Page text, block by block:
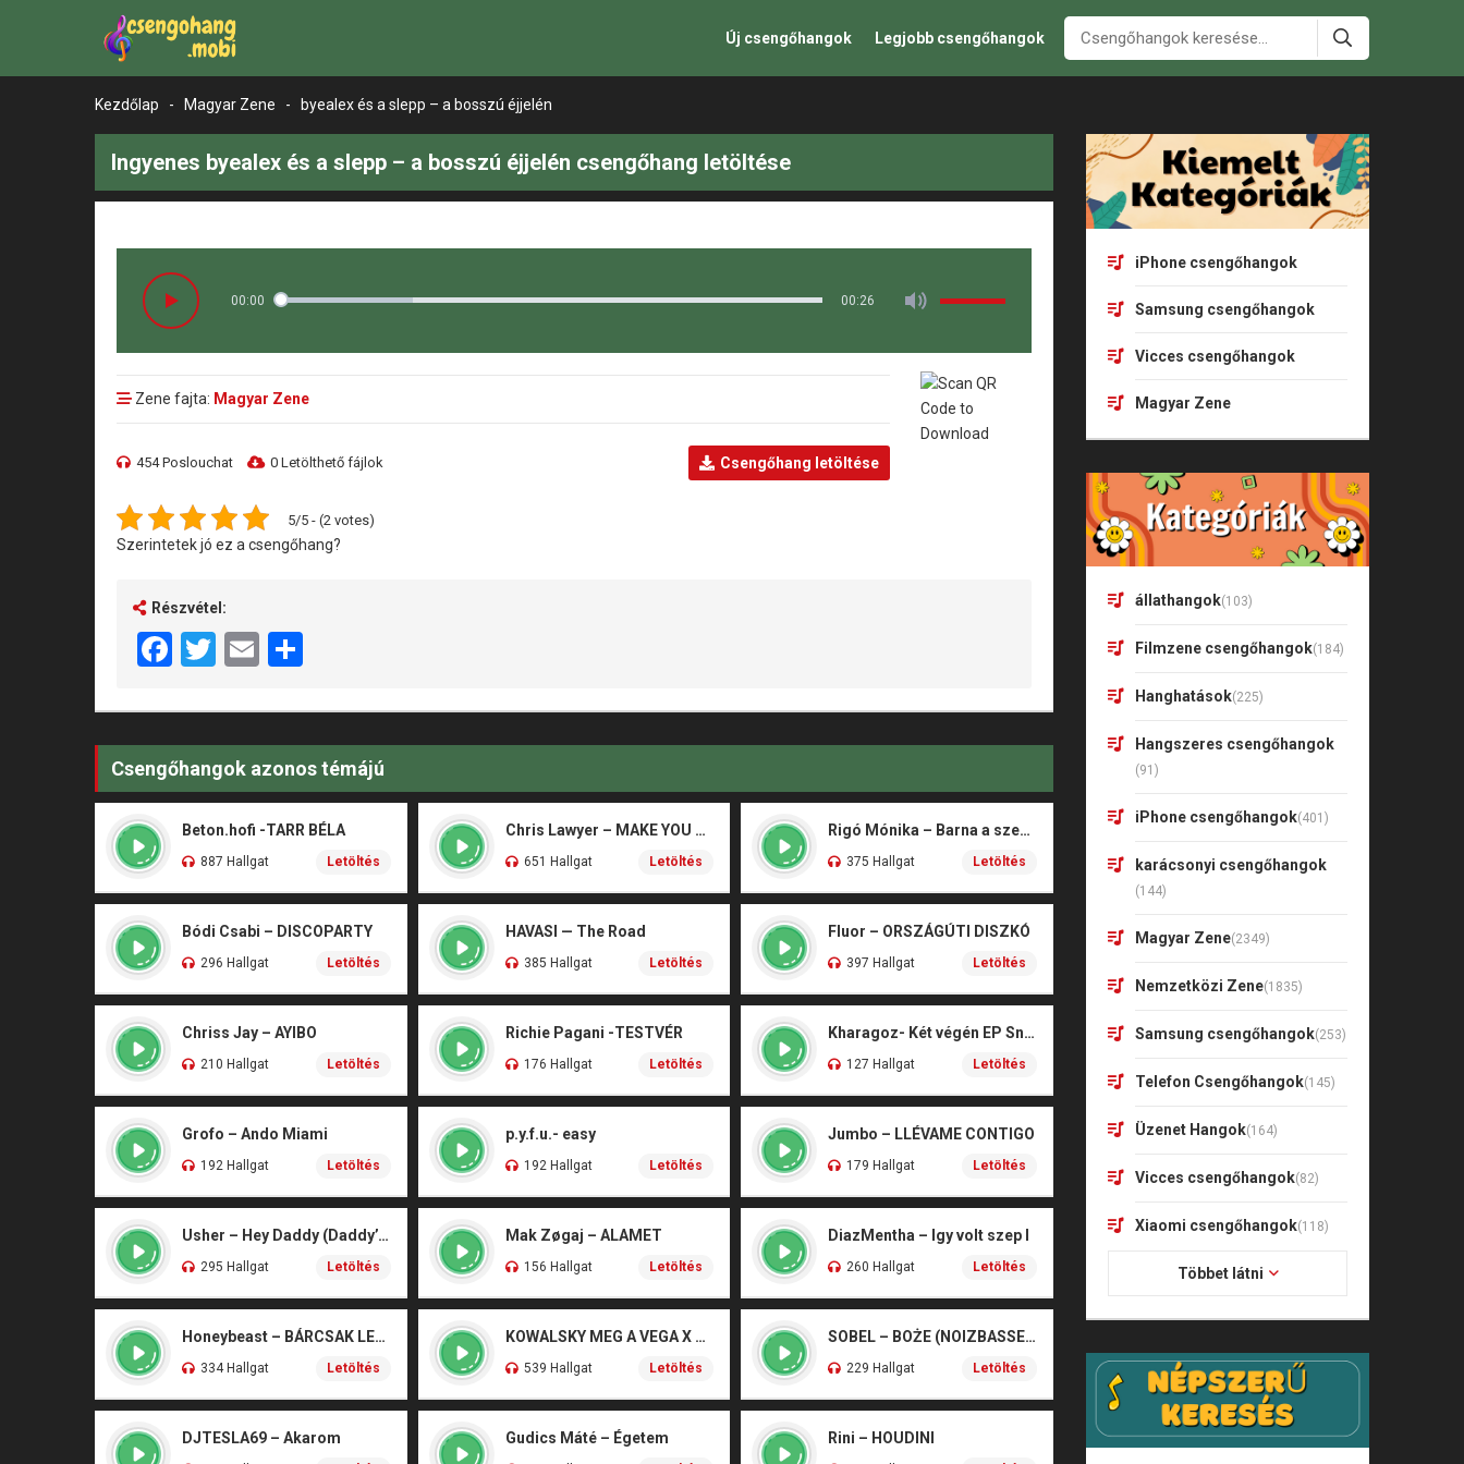
Új csengőhangok Legjobb csengőhangok
Kezdőlap - Magyar Zene - byealex és a slepp – a bosszú éjjelén
Ingyenes byealex és a slepp – a bosszú éjjelén csengőhang letöltése
00:00 00:26
Zene fajta: Magyar Zene
454 Poslouchat 0 Letölthető fájlok Csengőhang letöltése
5/5 - (2 votes)
Szerintetek jó ez a csengőhang?
Részvétel:
Facebook
Twitter
Email
Csengőhangok azonos témájú
Beton.hofi -TARR BÉLA
887 Hallgat Letöltés
Chris Lawyer – MAKE YOU FLY
651 Hallgat Letöltés
Rigó Mónika – Barna a szeme
375 Hallgat Letöltés
Bódi Csabi – DISCOPARTY
296 Hallgat Letöltés
HAVASI — The Road
385 Hallgat Letöltés
Fluor – ORSZÁGÚTI DISZKÓ
397 Hallgat Letöltés
Chriss Jay – AYIBO
210 Hallgat Letöltés
Richie Pagani -TESTVÉR
176 Hallgat Letöltés
Kharagoz- Két végén EP Snitt
127 Hallgat Letöltés
Grofo – Ando Miami
192 Hallgat Letöltés
p.y.f.u.- easy
192 Hallgat Letöltés
Jumbo – LLÉVAME CONTIGO
179 Hallgat Letöltés
Usher – Hey Daddy (Daddy’s Home)
295 Hallgat Letöltés
Mak Zøgaj – ALAMET
156 Hallgat Letöltés
DiazMentha – Igy volt szep I
260 Hallgat Letöltés
Honeybeast – BÁRCSAK LENNÉK
334 Hallgat Letöltés
KOWALSKY MEG A VEGA X SZEBÉNYI DANI – CSÓNAK
539 Hallgat Letöltés
SOBEL – BOŻE (NOIZBASSES REMIX)
229 Hallgat Letöltés
DJTESLA69 – Akarom Gudics Máté – Égetem Rini – HOUDINI
iPhone csengőhangok
Samsung csengőhangok
Vicces csengőhangok
Magyar Zene
állathangok(103)
Filmzene csengőhangok(184)
Hanghatások(225)
Hangszeres csengőhangok
(91)
iPhone csengőhangok(401)
karácsonyi csengőhangok
(144)
Magyar Zene(2349)
Nemzetközi Zene(1835)
Samsung csengőhangok(253)
Telefon Csengőhangok(145)
Üzenet Hangok(164)
Vicces csengőhangok(82)
Xiaomi csengőhangok(118)
Többet látni